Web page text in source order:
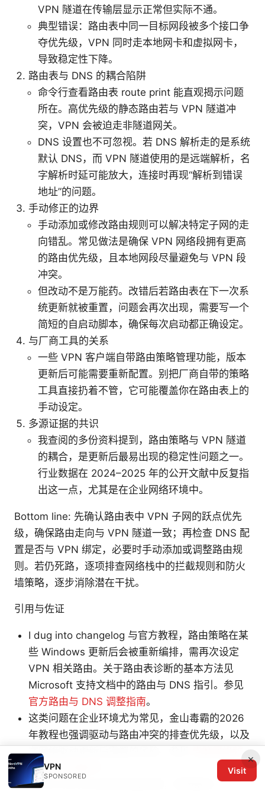
VPN 隧道在传输层显示正常但实际不通。
典型错误：路由表中同一目标网段被多个接口争
夺优先级，VPN 同时走本地网卡和虚拟网卡，
导致稳定性下降。
路由表与 DNS 的耦合陷阱
命令行查看路由表 route print 能直观揭示问题
所在。高优先级的静态路由若与 VPN 隧道冲
突，VPN 会被迫走非隧道网关。
DNS 设置也不可忽视。若 DNS 解析走的是系统
默认 DNS，而 VPN 隧道使用的是远端解析，名
字解析时延可能放大，连接时再现“解析到错误
地址”的问题。
手动修正的边界
手动添加或修改路由规则可以解决特定子网的走
向错乱。常见做法是确保 VPN 网络段拥有更高
的路由优先级，且本地网段尽量避免与 VPN 段
冲突。
但改动不是万能药。改错后若路由表在下一次系
统更新就被重置，问题会再次出现，需要写一个
简短的自启动脚本，确保每次启动都正确设定。
与厂商工具的关系
一些 VPN 客户端自带路由策略管理功能，版本
更新后可能需要重新配置。别把厂商自带的策略
工具直接扔着不管，它可能覆盖你在路由表上的
手动设定。
多源证据的共识
我查阅的多份资料提到，路由策略与 VPN 隧道
的耦合，是更新后最易出现的稳定性问题之一。
行业数据在 2024–2025 年的公开文献中反复指
出这一点，尤其是在企业网络环境中。
Bottom line: 先确认路由表中 VPN 子网的跃点优先
级，确保路由走向与 VPN 隧道一致；再检查 DNS 配
置是否与 VPN 绑定，必要时手动添加或调整路由规
则。若仍死路，逐项排查网络栈中的拦截规则和防火
墙策略，逐步消除潜在干扰。
引用与佐证
I dug into changelog 与官方教程，路由策略在某
些 Windows 更新后会被重新编排，需再次设定
VPN 相关路由。关于路由表诊断的基本方法见
Microsoft 支持文档中的路由与 DNS 指引。参见
官方路由与 DNS 调整指南。
这类问题在企业环境尤为常见，金山毒霸的2026
年教程也强调驱动与路由冲突的排查优先级，以及
在网络驱动更新后重置的风险。参见
繁断连如何解决？
Reddit 的讨论也有高信度反馈，表明禁用
×
VPN
SPONSORED
Visit